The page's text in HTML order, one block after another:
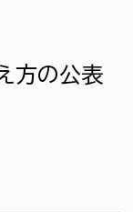
方の公表